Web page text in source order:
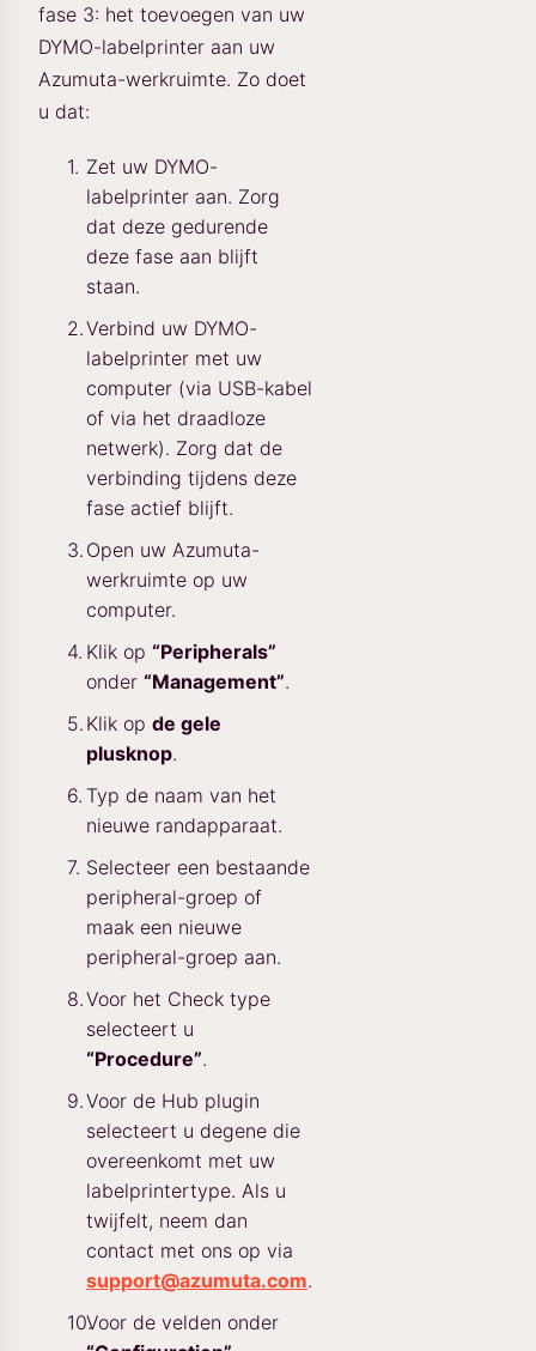
fase 3: het toevoegen van uw
DYMO-labelprinter aan uw
Azumuta-werkruimte. Zo doet
u dat:
Zet uw DYMO-
labelprinter aan. Zorg
dat deze gedurende
deze fase aan blijft
staan.
Verbind uw DYMO-
labelprinter met uw
computer (via USB-kabel
of via het draadloze
netwerk). Zorg dat de
verbinding tijdens deze
fase actief blijft.
Open uw Azumuta-
werkruimte op uw
computer.
Klik op “Peripherals”
onder “Management”.
Klik op de gele
plusknop.
Typ de naam van het
nieuwe randapparaat.
Selecteer een bestaande
peripheral-groep of
maak een nieuwe
peripheral-groep aan.
Voor het Check type
selecteert u
“Procedure”.
Voor de Hub plugin
selecteert u degene die
overeenkomt met uw
labelprintertype. Als u
twijfelt, neem dan
contact met ons op via
support@azumuta.com.
Voor de velden onder